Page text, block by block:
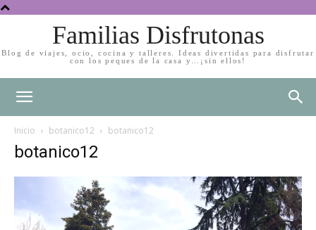
Familias Disfrutonas
Blog de viajes, ocio, cocina y talleres. Ideas divertidas para disfrutar
con los peques de la casa y…¡sin ellos!
Inicio botanico12 botanico12
botanico12